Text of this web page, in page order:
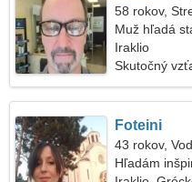
58 rokov,
Muž hľadá
Iraklio
Skutočný
Foteini
43 rokov,
Hľadám